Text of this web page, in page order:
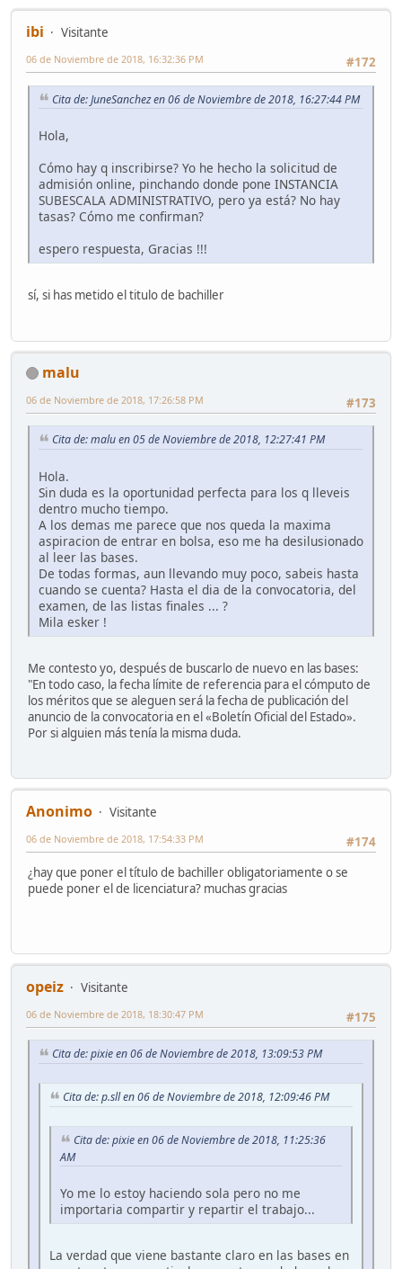
ibi
Visitante
#172
06 de Noviembre de 2018, 16:32:36 PM
Cita de: JuneSanchez en 06 de Noviembre de 2018, 16:27:44 PM
Hola,
Cómo hay q inscribirse? Yo he hecho la solicitud de
admisión online, pinchando donde pone INSTANCIA
SUBESCALA ADMINISTRATIVO, pero ya está? No hay
tasas? Cómo me confirman?
espero respuesta, Gracias !!!
sí, si has metido el titulo de bachiller
malu
#173
06 de Noviembre de 2018, 17:26:58 PM
Cita de: malu en 05 de Noviembre de 2018, 12:27:41 PM
Hola.
Sin duda es la oportunidad perfecta para los q lleveis
dentro mucho tiempo.
A los demas me parece que nos queda la maxima
aspiracion de entrar en bolsa, eso me ha desilusionado
al leer las bases.
De todas formas, aun llevando muy poco, sabeis hasta
cuando se cuenta? Hasta el dia de la convocatoria, del
examen, de las listas finales ... ?
Mila esker !
Me contesto yo, después de buscarlo de nuevo en las bases:
"En todo caso, la fecha límite de referencia para el cómputo de
los méritos que se aleguen será la fecha de publicación del
anuncio de la convocatoria en el «Boletín Oficial del Estado».
Por si alguien más tenía la misma duda.
Anonimo
Visitante
#174
06 de Noviembre de 2018, 17:54:33 PM
¿hay que poner el título de bachiller obligatoriamente o se
puede poner el de licenciatura? muchas gracias
opeiz
Visitante
#175
06 de Noviembre de 2018, 18:30:47 PM
Cita de: pixie en 06 de Noviembre de 2018, 13:09:53 PM
Cita de: p.sll en 06 de Noviembre de 2018, 12:09:46 PM
Cita de: pixie en 06 de Noviembre de 2018, 11:25:36
AM
Yo me lo estoy haciendo sola pero no me
importaria compartir y repartir el trabajo...
La verdad que viene bastante claro en las bases en